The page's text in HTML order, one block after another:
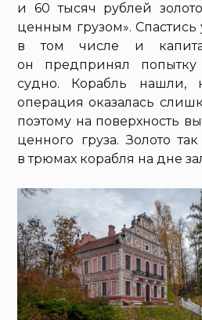
и 60 тысяч рублей
ценным грузом». Спастись
в том числе и
он предпринял
судно. Корабль нашли,
операция оказалась
поэтому на поверхность
ценного груза. Золото
в трюмах корабля на дне